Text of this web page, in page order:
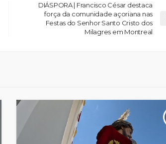
DIÁSPORA | Francisco César destaca
força da comunidade açoriana nas
Festas do Senhor Santo Cristo dos
Milagres em Montreal